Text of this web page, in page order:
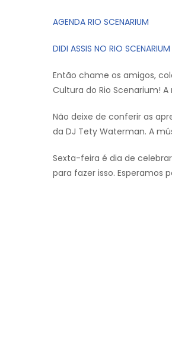
AGENDA RIO SCENARIUM
DIDI ASSIS NO RIO
Então chame os amigos,
Cultura do Rio Scenarium!
Não deixe de conferir as
da DJ Tety Waterman. A
Sexta-feira é dia de
para fazer isso. Esperamos